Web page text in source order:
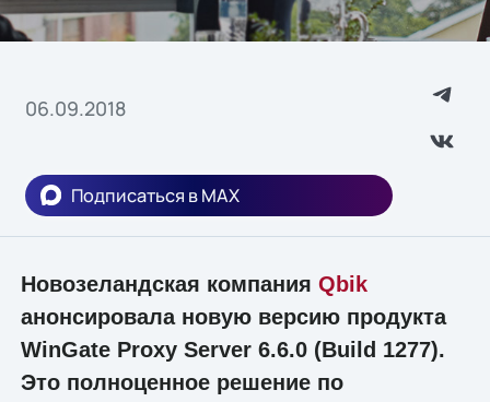
06.09.2018
Подписаться в MAX
Новозеландская компания Qbik
анонсировала новую версию продукта
WinGate Proxy Server 6.6.0 (Build 1277).
Это полноценное решение по